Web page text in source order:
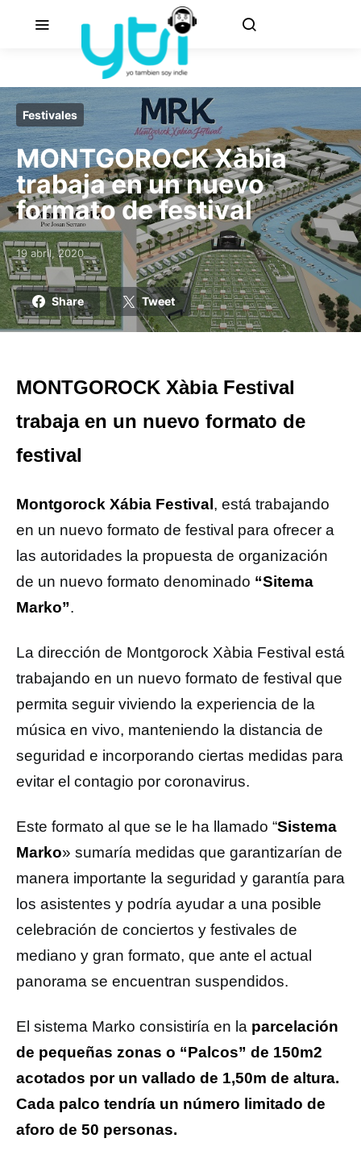
Festivales
MONTGOROCK Xàbia
trabaja en un nuevo
formato de festival
Posted on
19 abril, 2020
Share Tweet
MONTGOROCK Xàbia Festival
trabaja en un nuevo formato de
festival
Montgorock Xábia Festival , está trabajando
en un nuevo formato de festival para ofrecer a
las autoridades la propuesta de organización
de un nuevo formato denominado “Sitema
Marko”.
La dirección de Montgorock Xàbia Festival está
trabajando en un nuevo formato de festival que
permita seguir viviendo la experiencia de la
música en vivo, manteniendo la distancia de
seguridad e incorporando ciertas medidas para
evitar el contagio por coronavirus.
Este formato al que se le ha llamado “Sistema
Marko» sumaría medidas que garantizarían de
manera importante la seguridad y garantía para
los asistentes y podría ayudar a una posible
celebración de conciertos y festivales de
mediano y gran formato, que ante el actual
panorama se encuentran suspendidos.
El sistema Marko consistiría en la parcelación
de pequeñas zonas o “Palcos” de 150m2
acotados por un vallado de 1,50m de altura.
Cada palco tendría un número limitado de
aforo de 50 personas.